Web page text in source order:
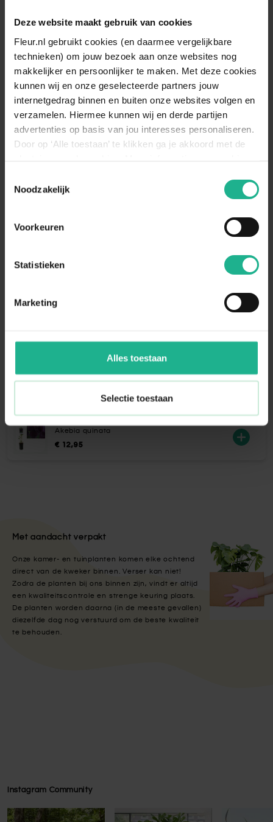
Deze website maakt gebruik van cookies
Fleur.nl gebruikt cookies (en daarmee vergelijkbare
technieken) om jouw bezoek aan onze websites nog
makkelijker en persoonlijker te maken. Met deze cookies
kunnen wij en onze geselecteerde partners jouw
internetgedrag binnen en buiten onze websites volgen en
verzamelen. Hiermee kunnen wij en derde partijen
advertenties op basis van jou interesses personaliseren.
Door op ‘Alle toestaan’ te klikken ga je akkoord met de
decookieverklaring op onze website.
Noodzakelijk
Voorkeuren
Statistieken
Marketing
Alles toestaan
Selectie toestaan
Bladbehoudend Nee
Bladkleur Groen
Vruchtdragend Nee
Standplaats Halfschaduw, Zonnig
Standplaats
omschrijving
Deze klimplant staat graag op een
zonnige tot halfschaduw plek. Hoe
zonniger de standplaats, hoe rijker
de bloei.
omschrijving
rekening mee en zorg dat de grond
Geschikt voor
Eco-Style Promanal-R insectenspray
Akebia quinata
€ 12,95
Met aandacht verpakt
Onze kamer- en tuinplanten komen elke ochtend
direct van de kweker binnen. Verser kan niet!
Zodra de planten bij ons binnen zijn, vindt er altijd
een kwaliteitscontrole en strenge keuring plaats.
De planten worden daarna (in de meeste gevallen)
diezelfde dag nog verstuurd om de beste kwaliteit
te behouden.
Instagram Community
Press to skip carousel
Press to skip carousel